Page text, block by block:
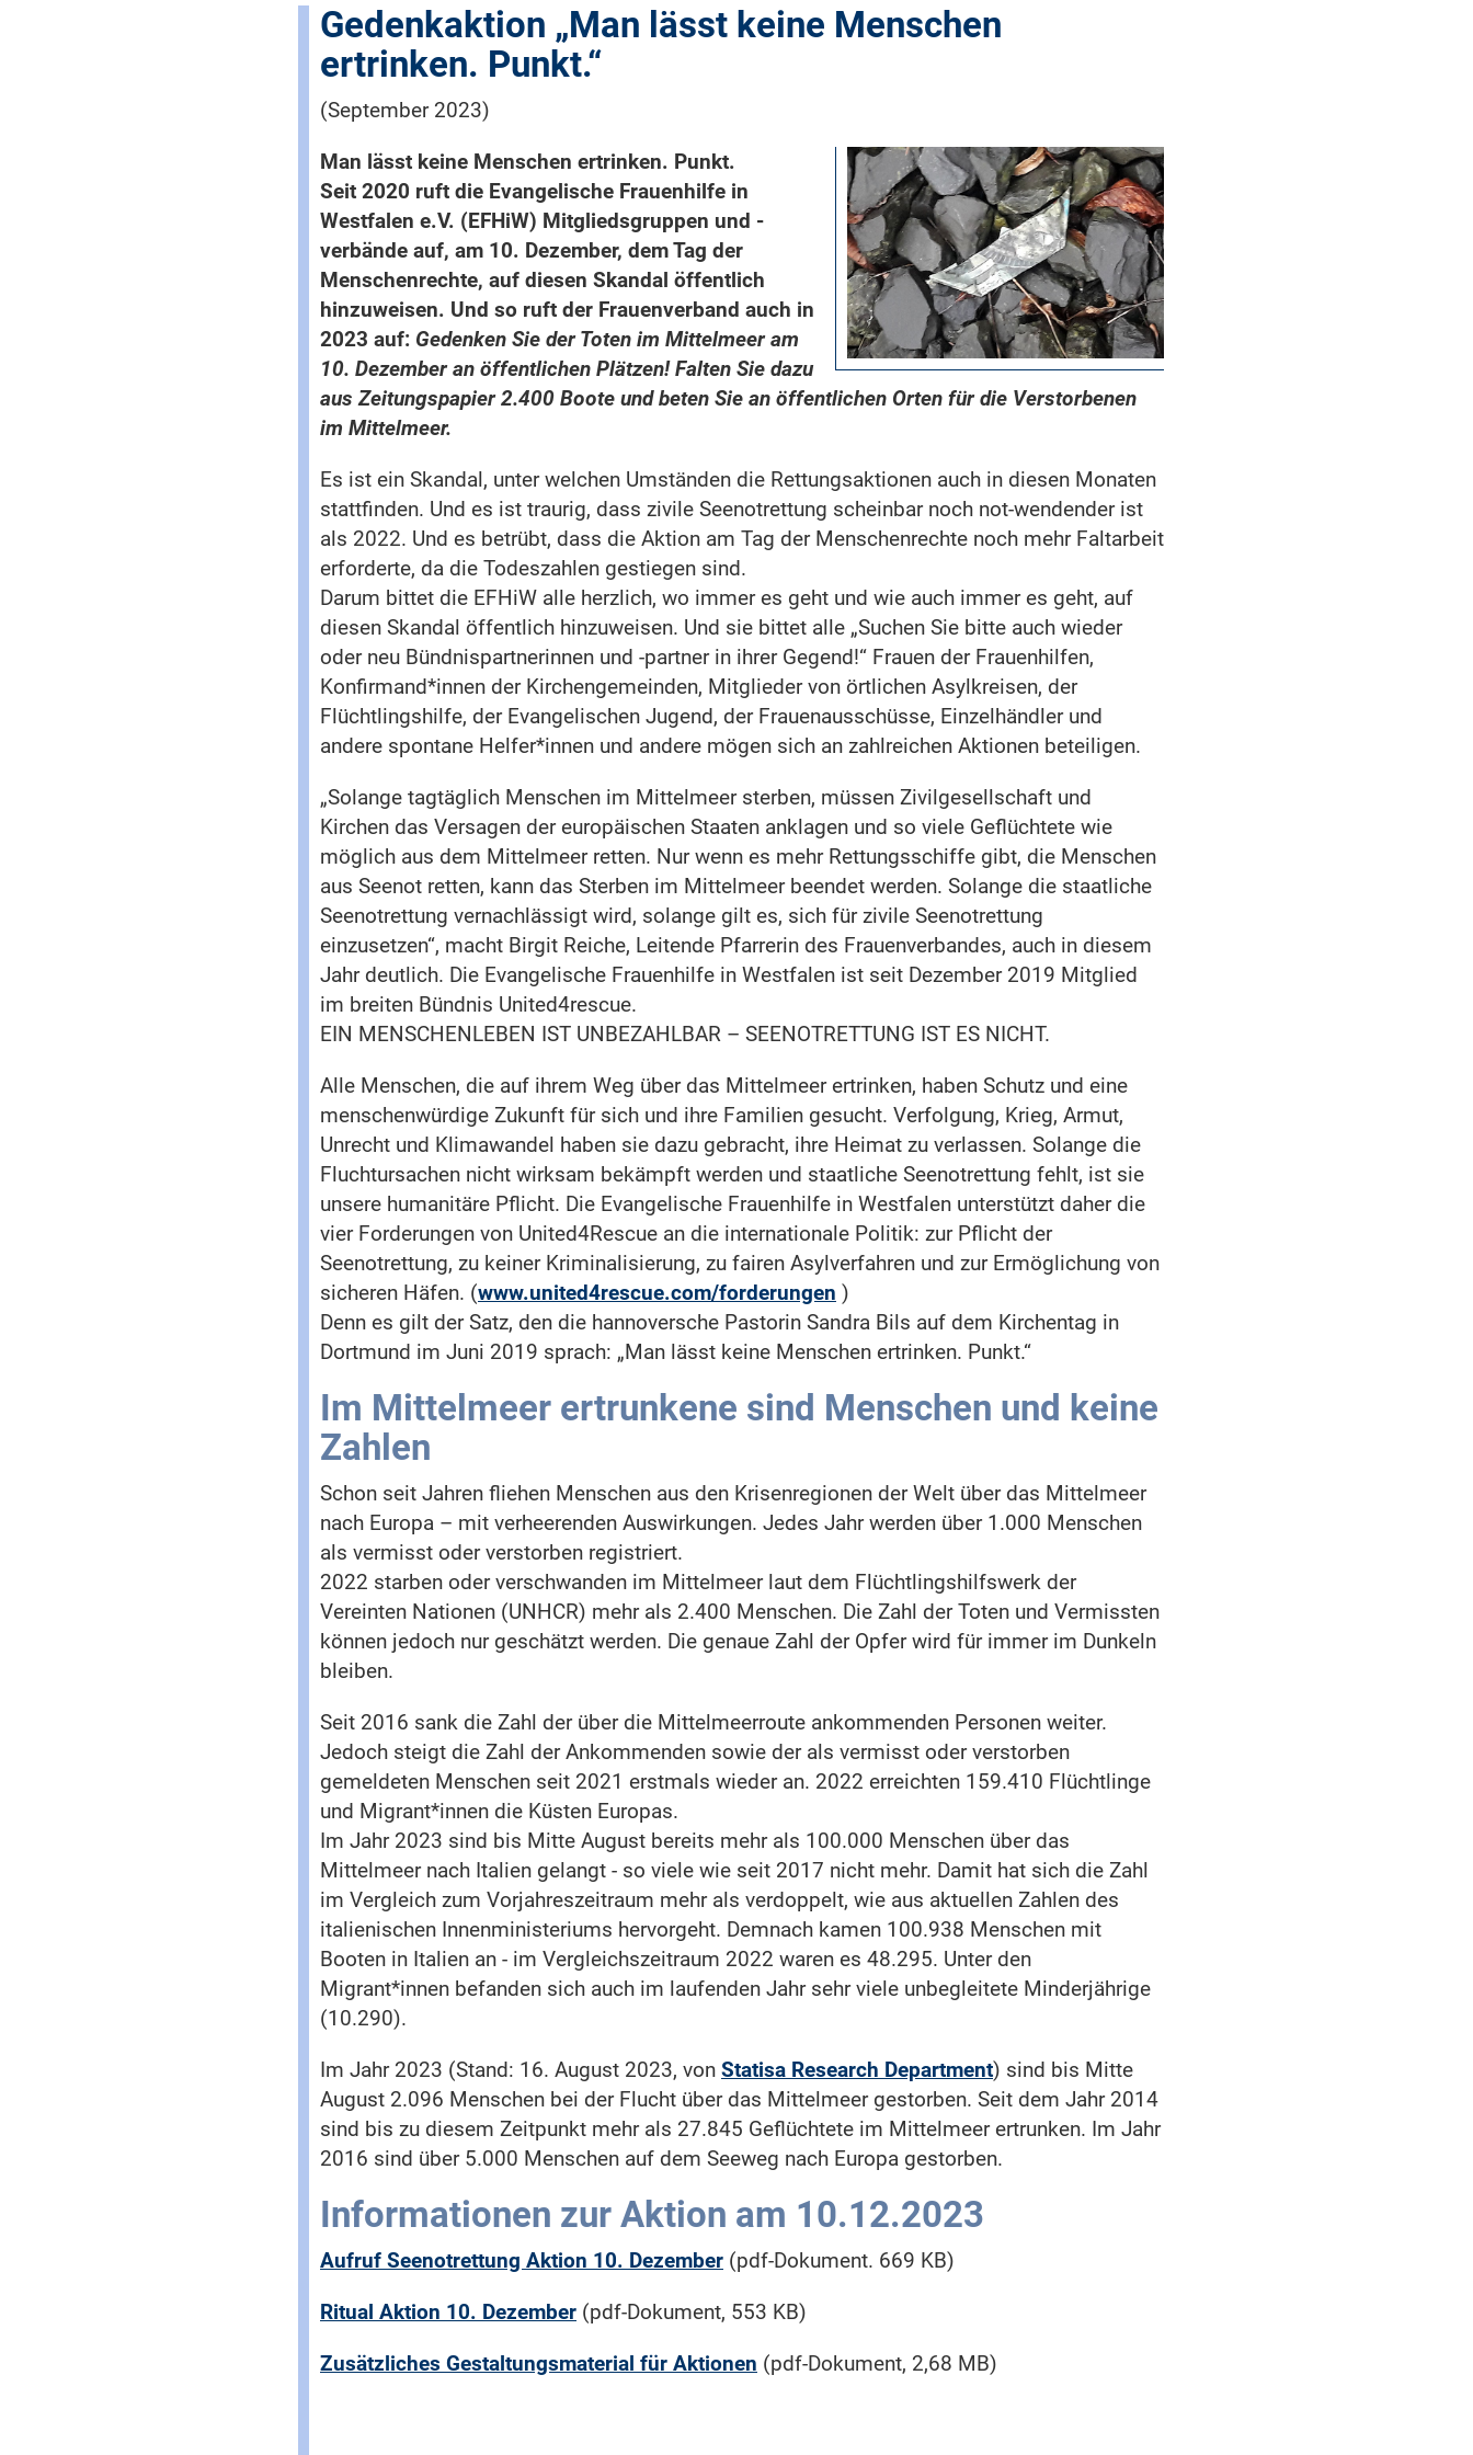
Gedenkaktion „Man lässt keine Menschen
ertrinken. Punkt.“
(September 2023)
Man lässt keine Menschen ertrinken. Punkt.
Seit 2020 ruft die Evangelische Frauenhilfe in
Westfalen e.V. (EFHiW) Mitgliedsgruppen und -
verbände auf, am 10. Dezember, dem Tag der
Menschenrechte, auf diesen Skandal öffentlich
hinzuweisen. Und so ruft der Frauenverband auch in
2023 auf: Gedenken Sie der Toten im Mittelmeer am
10. Dezember an öffentlichen Plätzen! Falten Sie dazu
aus Zeitungspapier 2.400 Boote und beten Sie an öffentlichen Orten für die Verstorbenen
im Mittelmeer.
Es ist ein Skandal, unter welchen Umständen die Rettungsaktionen auch in diesen Monaten
stattfinden. Und es ist traurig, dass zivile Seenotrettung scheinbar noch not-wendender ist
als 2022. Und es betrübt, dass die Aktion am Tag der Menschenrechte noch mehr Faltarbeit
erforderte, da die Todeszahlen gestiegen sind.
Darum bittet die EFHiW alle herzlich, wo immer es geht und wie auch immer es geht, auf
diesen Skandal öffentlich hinzuweisen. Und sie bittet alle „Suchen Sie bitte auch wieder
oder neu Bündnispartnerinnen und -partner in ihrer Gegend!“ Frauen der Frauenhilfen,
Konfirmand*innen der Kirchengemeinden, Mitglieder von örtlichen Asylkreisen, der
Flüchtlingshilfe, der Evangelischen Jugend, der Frauenausschüsse, Einzelhändler und
andere spontane Helfer*innen und andere mögen sich an zahlreichen Aktionen beteiligen.
„Solange tagtäglich Menschen im Mittelmeer sterben, müssen Zivilgesellschaft und
Kirchen das Versagen der europäischen Staaten anklagen und so viele Geflüchtete wie
möglich aus dem Mittelmeer retten. Nur wenn es mehr Rettungsschiffe gibt, die Menschen
aus Seenot retten, kann das Sterben im Mittelmeer beendet werden. Solange die staatliche
Seenotrettung vernachlässigt wird, solange gilt es, sich für zivile Seenotrettung
einzusetzen“, macht Birgit Reiche, Leitende Pfarrerin des Frauenverbandes, auch in diesem
Jahr deutlich. Die Evangelische Frauenhilfe in Westfalen ist seit Dezember 2019 Mitglied
im breiten Bündnis United4rescue.
EIN MENSCHENLEBEN IST UNBEZAHLBAR – SEENOTRETTUNG IST ES NICHT.
Alle Menschen, die auf ihrem Weg über das Mittelmeer ertrinken, haben Schutz und eine
menschenwürdige Zukunft für sich und ihre Familien gesucht. Verfolgung, Krieg, Armut,
Unrecht und Klimawandel haben sie dazu gebracht, ihre Heimat zu verlassen. Solange die
Fluchtursachen nicht wirksam bekämpft werden und staatliche Seenotrettung fehlt, ist sie
unsere humanitäre Pflicht. Die Evangelische Frauenhilfe in Westfalen unterstützt daher die
vier Forderungen von United4Rescue an die internationale Politik: zur Pflicht der
Seenotrettung, zu keiner Kriminalisierung, zu fairen Asylverfahren und zur Ermöglichung von
sicheren Häfen. (www.united4rescue.com/forderungen )
Denn es gilt der Satz, den die hannoversche Pastorin Sandra Bils auf dem Kirchentag in
Dortmund im Juni 2019 sprach: „Man lässt keine Menschen ertrinken. Punkt.“
Im Mittelmeer ertrunkene sind Menschen und keine
Zahlen
Schon seit Jahren fliehen Menschen aus den Krisenregionen der Welt über das Mittelmeer
nach Europa – mit verheerenden Auswirkungen. Jedes Jahr werden über 1.000 Menschen
als vermisst oder verstorben registriert.
2022 starben oder verschwanden im Mittelmeer laut dem Flüchtlingshilfswerk der
Vereinten Nationen (UNHCR) mehr als 2.400 Menschen. Die Zahl der Toten und Vermissten
können jedoch nur geschätzt werden. Die genaue Zahl der Opfer wird für immer im Dunkeln
bleiben.
Seit 2016 sank die Zahl der über die Mittelmeerroute ankommenden Personen weiter.
Jedoch steigt die Zahl der Ankommenden sowie der als vermisst oder verstorben
gemeldeten Menschen seit 2021 erstmals wieder an. 2022 erreichten 159.410 Flüchtlinge
und Migrant*innen die Küsten Europas.
Im Jahr 2023 sind bis Mitte August bereits mehr als 100.000 Menschen über das
Mittelmeer nach Italien gelangt - so viele wie seit 2017 nicht mehr. Damit hat sich die Zahl
im Vergleich zum Vorjahreszeitraum mehr als verdoppelt, wie aus aktuellen Zahlen des
italienischen Innenministeriums hervorgeht. Demnach kamen 100.938 Menschen mit
Booten in Italien an - im Vergleichszeitraum 2022 waren es 48.295. Unter den
Migrant*innen befanden sich auch im laufenden Jahr sehr viele unbegleitete Minderjährige
(10.290).
Im Jahr 2023 (Stand: 16. August 2023, von Statisa Research Department) sind bis Mitte
August 2.096 Menschen bei der Flucht über das Mittelmeer gestorben. Seit dem Jahr 2014
sind bis zu diesem Zeitpunkt mehr als 27.845 Geflüchtete im Mittelmeer ertrunken. Im Jahr
2016 sind über 5.000 Menschen auf dem Seeweg nach Europa gestorben.
Informationen zur Aktion am 10.12.2023
Aufruf Seenotrettung Aktion 10. Dezember (pdf-Dokument. 669 KB)
Ritual Aktion 10. Dezember (pdf-Dokument, 553 KB)
Zusätzliches Gestaltungsmaterial für Aktionen (pdf-Dokument, 2,68 MB)